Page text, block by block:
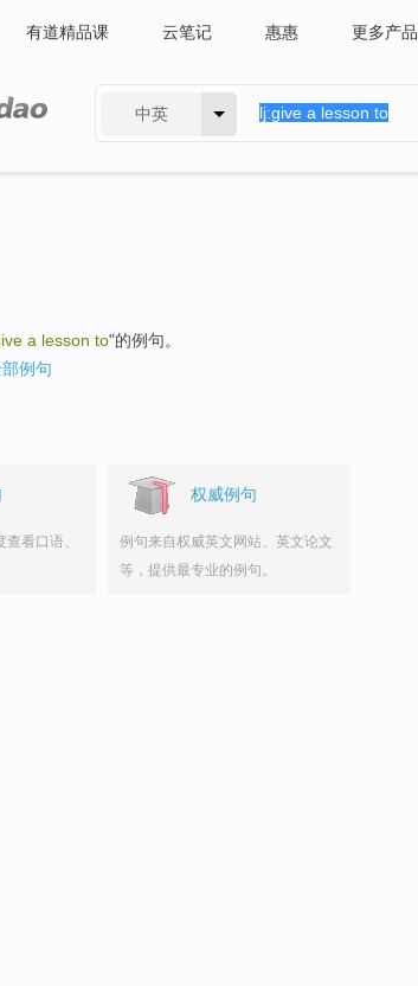
有道精品课 云笔记 惠惠 更多产品
中英
a lesson to"的例句。
例句
看口语、
权威例句
例句来自权威英文网站、英文论文
等，提供最专业的例句。